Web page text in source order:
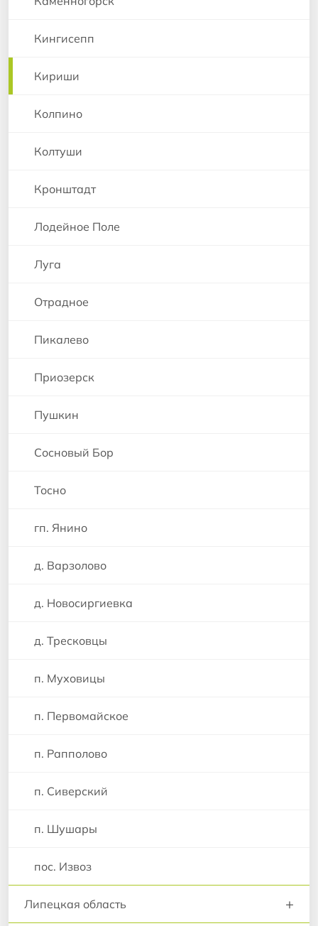
Кингисепп
Кириши
Колпино
Колтуши
Кронштадт
Лодейное Поле
Луга
Отрадное
Пикалево
Приозерск
Пушкин
Сосновый Бор
Тосно
гп. Янино
д. Варзолово
д. Новосиргиевка
д. Тресковцы
п. Муховицы
п. Первомайское
п. Рапполово
п. Сиверский
п. Шушары
пос. Извоз
Липецкая область +